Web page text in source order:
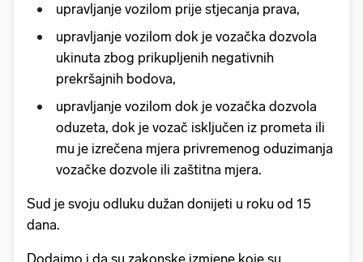
upravljanje vozilom prije stjecanja prava,
upravljanje vozilom dok je vozačka dozvola
ukinuta zbog prikupljenih negativnih
prekršajnih bodova,
upravljanje vozilom dok je vozačka dozvola
oduzeta, dok je vozač isključen iz prometa ili
mu je izrečena mjera privremenog oduzimanja
vozačke dozvole ili zaštitna mjera.
Sud je svoju odluku dužan donijeti u roku od 15
dana.